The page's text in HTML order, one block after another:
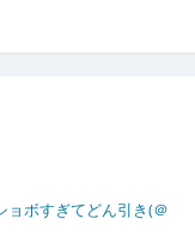
ボすぎてどん引き(＠